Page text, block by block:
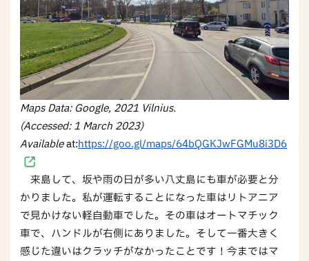
Maps Data: Google, 2021 Vilnius.
(Accessed: 1 March 2023)
Availableat:https://goo.gl/maps/64bQGKJwFGMu8i3D6
来島して、坂や雨の日が多い八丈島にも車が必要と分
かりました。私が運転することになった車はリトアニア
で見かけない軽自動車でした。その車はオートマチック
車で、ハンドルが右側にありました。そして一番大きく
感じた違いはクラッチがなかったことです！今まではマ